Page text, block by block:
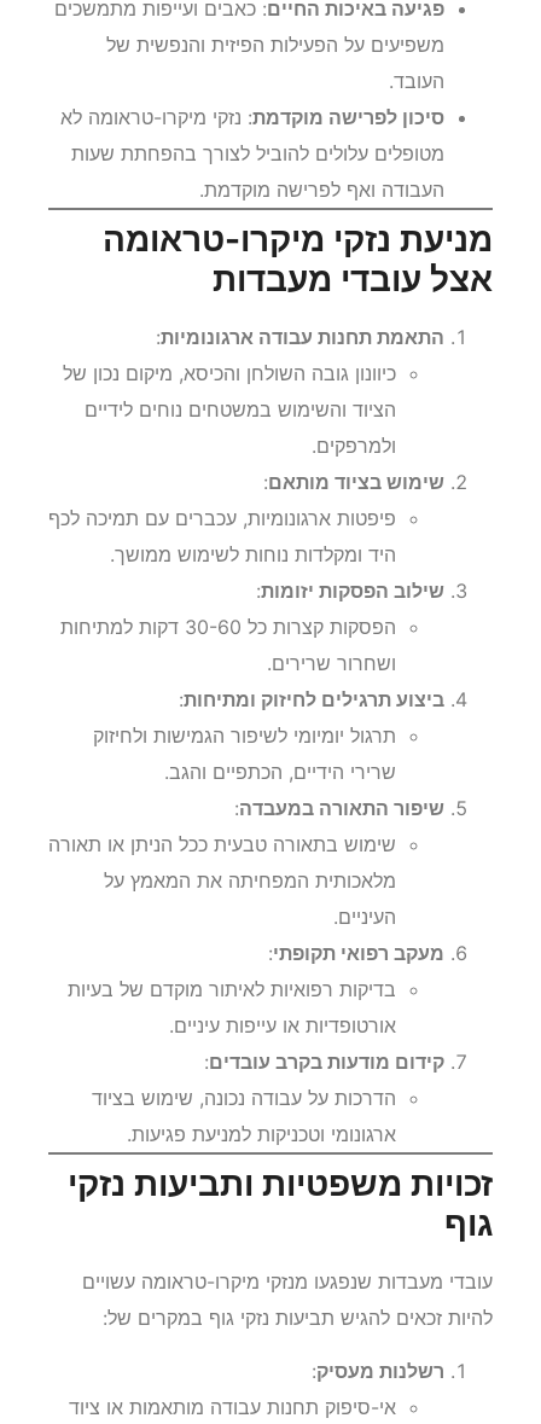
פגיעה באיכות החיים: כאבים ועייפות מתמשכים
משפיעים על הפעילות הפיזית והנפשית של
העובד.
סיכון לפרישה מוקדמת: נזקי מיקרו-טראומה לא
מטופלים עלולים להוביל לצורך בהפחתת שעות
העבודה ואף לפרישה מוקדמת.
מניעת נזקי מיקרו-טראומה
אצל עובדי מעבדות
התאמת תחנות עבודה ארגונומיות:
כיוונון גובה השולחן והכיסא, מיקום נכון של
הציוד והשימוש במשטחים נוחים לידיים
ולמרפקים.
שימוש בציוד מותאם:
פיפטות ארגונומיות, עכברים עם תמיכה לכף
היד ומקלדות נוחות לשימוש ממושך.
שילוב הפסקות יזומות:
הפסקות קצרות כל 30-60 דקות למתיחות
ושחרור שרירים.
ביצוע תרגילים לחיזוק ומתיחות:
תרגול יומיומי לשיפור הגמישות ולחיזוק
שרירי הידיים, הכתפיים והגב.
שיפור התאורה במעבדה:
שימוש בתאורה טבעית ככל הניתן או תאורה
מלאכותית המפחיתה את המאמץ על
העיניים.
מעקב רפואי תקופתי:
בדיקות רפואיות לאיתור מוקדם של בעיות
אורטופדיות או עייפות עיניים.
קידום מודעות בקרב עובדים:
הדרכות על עבודה נכונה, שימוש בציוד
ארגונומי וטכניקות למניעת פגיעות.
זכויות משפטיות ותביעות נזקי
גוף
עובדי מעבדות שנפגעו מנזקי מיקרו-טראומה עשויים
להיות זכאים להגיש תביעות נזקי גוף במקרים של:
רשלנות מעסיק:
אי-סיפוק תחנות עבודה מותאמות או ציוד